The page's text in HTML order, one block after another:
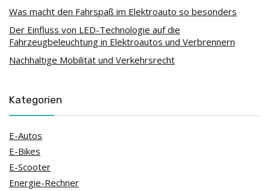
Was macht den Fahrspaß im Elektroauto so besonders
Der Einfluss von LED-Technologie auf die
Fahrzeugbeleuchtung in Elektroautos und Verbrennern
Nachhaltige Mobilität und Verkehrsrecht
Kategorien
E-Autos
E-Bikes
E-Scooter
Energie-Rechner